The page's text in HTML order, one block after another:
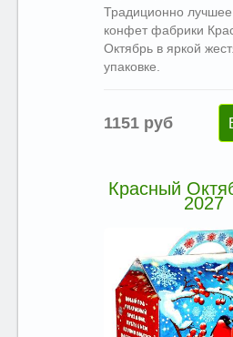
Традиционно лучшее
конфет фабрики
Октябрь в яркой
упаковке.
1151 руб
Красный
2027